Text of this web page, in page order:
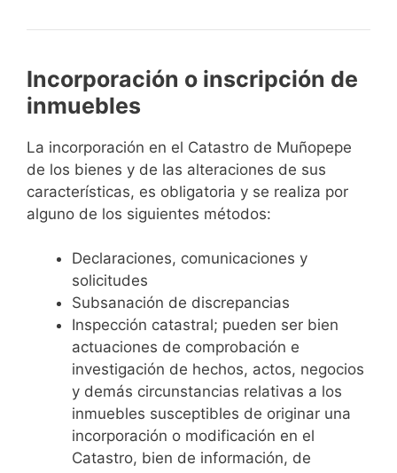
Incorporación o inscripción de
inmuebles
La incorporación en el Catastro de Muñopepe
de los bienes y de las alteraciones de sus
características, es obligatoria y se realiza por
alguno de los siguientes métodos:
Declaraciones, comunicaciones y
solicitudes
Subsanación de discrepancias
Inspección catastral; pueden ser bien
actuaciones de comprobación e
investigación de hechos, actos, negocios
y demás circunstancias relativas a los
inmuebles susceptibles de originar una
incorporación o modificación en el
Catastro, bien de información, de